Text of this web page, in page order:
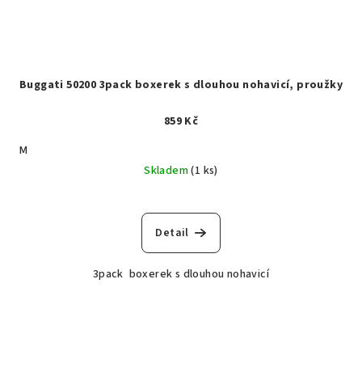
Buggati 50200 3pack boxerek s dlouhou nohavicí, proužky
859 Kč
M
Skladem(1 ks)
Detail
3pack boxerek s dlouhou nohavicí